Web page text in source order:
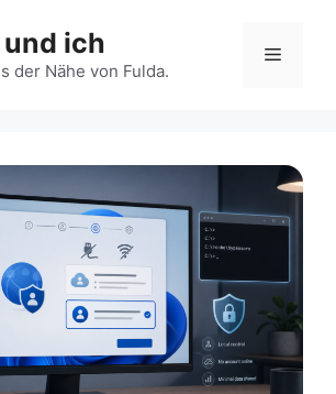
und ich
der Nähe von Fulda.
Menü